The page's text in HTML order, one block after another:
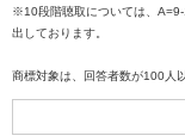
※10段階聴取については、
出しております。
商標対象は、回答者数が100人